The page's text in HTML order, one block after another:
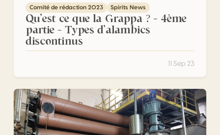
Comité de rédaction 2023 Spirits News
Qu’est ce que la Grappa ? – 4ème
partie – Types d’alambics
discontinus
11 Sep 23
Qu’est ce que la Grappa ? – 3ème partie – Types de